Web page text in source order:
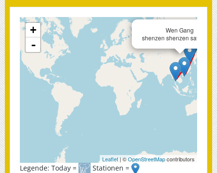
Wen Gang
shenzen shenzen safari
+
-
Leaflet | ©OpenStreetMapcontributors
Legende: Today = Stationen =